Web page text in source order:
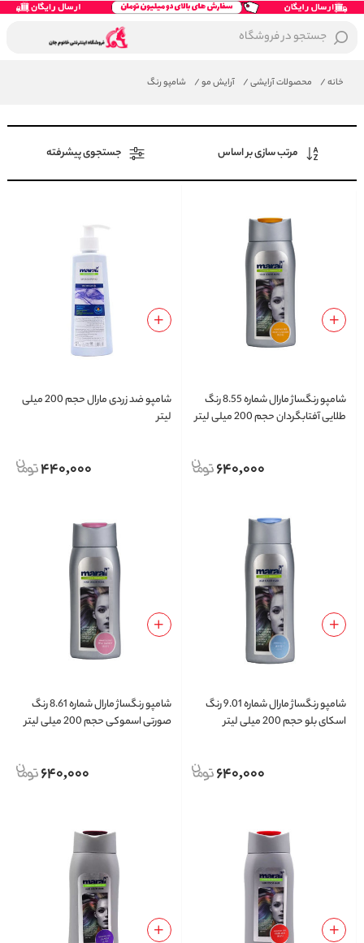
جستجو در فروشگاه
خانه/ محصولات آرایشی/ آرایش مو/ شامپو رنگ
مرتب سازی بر اساس جستجوی پیشرفته
شامپو رنگساژ مارال شماره 8.55 رنگ
طلایی آفتابگردان حجم 200 میلی لیتر
640,000
شامپو ضد زردی مارال حجم 200 میلی
لیتر
440,000
شامپو رنگساژ مارال شماره 9.01 رنگ
اسکای بلو حجم 200 میلی لیتر
640,000
شامپو رنگساژ مارال شماره 8.61 رنگ
صورتی اسموکی حجم 200 میلی لیتر
640,000